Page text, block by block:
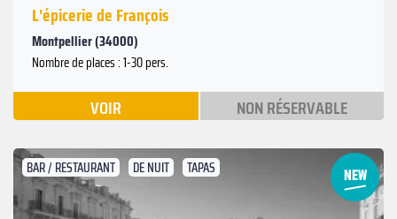
L'épicerie de François
Montpellier (34000)
Nombre de places : 1-30 pers.
VOIR NON RÉSERVABLE
BAR / RESTAURANT DE NUIT TAPAS